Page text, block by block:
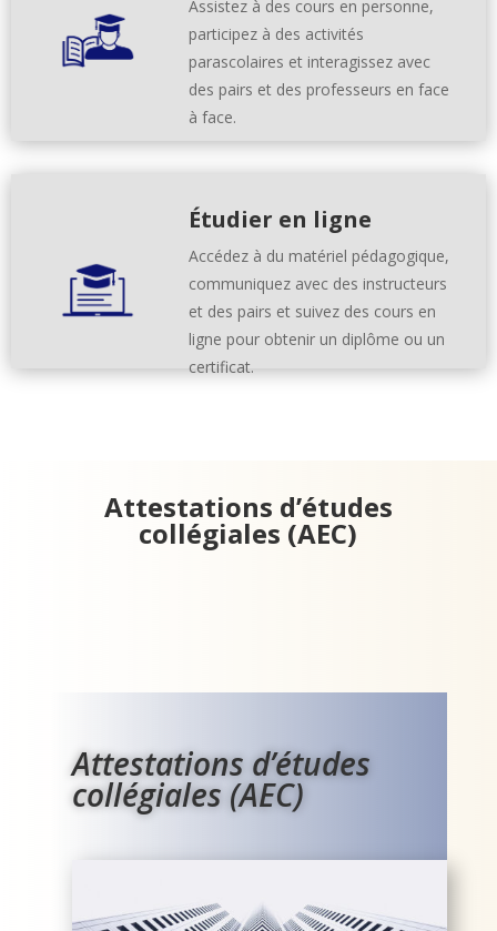
Assistez à des cours en personne,
participez à des activités
parascolaires et interagissez avec
des pairs et des professeurs en face
à face.
Étudier en ligne
Accédez à du matériel pédagogique,
communiquez avec des instructeurs
et des pairs et suivez des cours en
ligne pour obtenir un diplôme ou un
certificat.
Attestations d’études
collégiales (AEC)
Attestations d’études
collégiales (AEC)